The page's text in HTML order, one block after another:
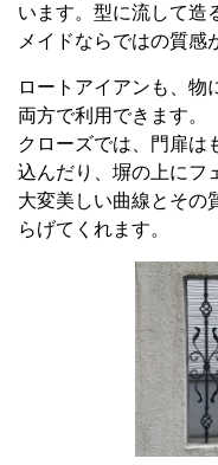
います。型に流して造
メイドならではの質感
ロートアイアンも、物
両方で利用できます。
クローズでは、門扉は
込んだり、塀の上にフ
大変美しい曲線とその
らげてくれます。